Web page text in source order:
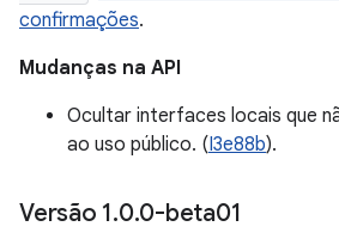
confirmações.
Mudanças na API
Ocultar interfaces locais que
ao uso público. (I3e88b).
Versão 1.0.0-beta01